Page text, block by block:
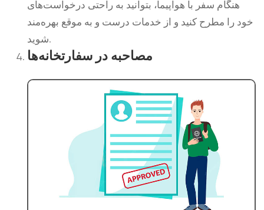
هنگام سفر با هواپیما، بتوانید به راحتی درخواست‌های
خود را مطرح کنید و از خدمات درست و به موقع بهره‌مند
شوید.
مصاحبه در سفارتخانه‌ها